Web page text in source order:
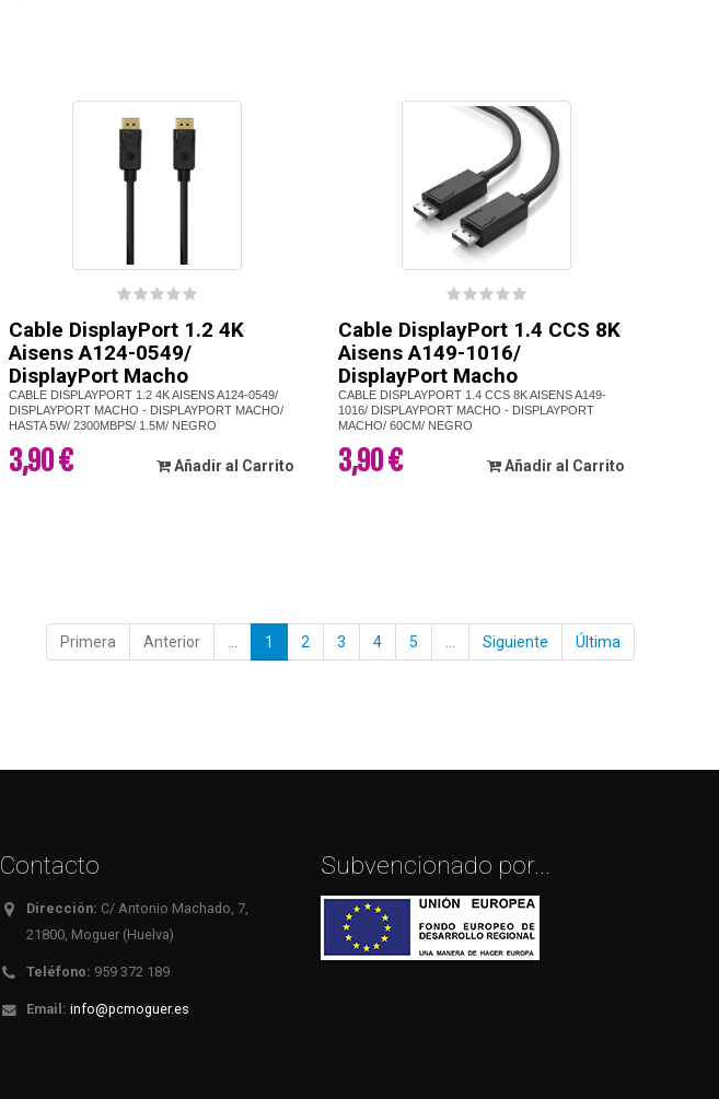
Cable DisplayPort 1.2 4K
Aisens A124-0549/
DisplayPort Macho
CABLE DISPLAYPORT 1.2 4K AISENS A124-0549/
DISPLAYPORT MACHO - DISPLAYPORT MACHO/
HASTA 5W/ 2300MBPS/ 1.5M/ NEGRO
3,90 € Añadir al Carrito
Cable DisplayPort 1.4 CCS 8K
Aisens A149-1016/
DisplayPort Macho
CABLE DISPLAYPORT 1.4 CCS 8K AISENS A149-
1016/ DISPLAYPORT MACHO - DISPLAYPORT
MACHO/ 60CM/ NEGRO
3,90 € Añadir al Carrito
Primera Anterior 1 2 3 4 5 Siguiente Última
Contacto
Dirección: C/ Antonio Machado, 7,
21800, Moguer (Huelva)
Teléfono: 959 372 189
Email: info@pcmoguer.es
Subvencionado por...